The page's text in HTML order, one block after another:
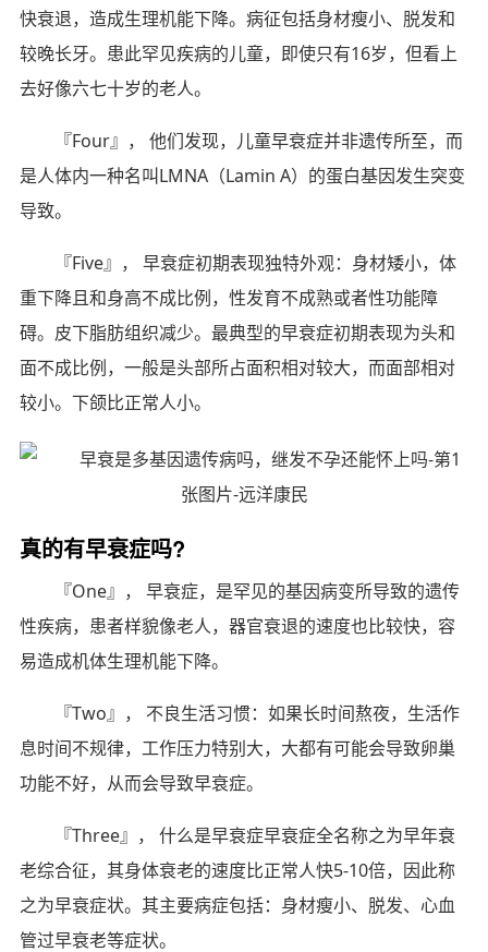
快衰退，造成生理机能下降。病征包括身材瘦小、脱发和
较晚长牙。患此罕见疾病的儿童，即使只有16岁，但看上
去好像六七十岁的老人。
『Four』， 他们发现，儿童早衰症并非遗传所至，而
是人体内一种名叫LMNA（Lamin A）的蛋白基因发生突变
导致。
『Five』， 早衰症初期表现独特外观：身材矮小，体
重下降且和身高不成比例，性发育不成熟或者性功能障
碍。皮下脂肪组织减少。最典型的早衰症初期表现为头和
面不成比例，一般是头部所占面积相对较大，而面部相对
较小。下颌比正常人小。
真的有早衰症吗?
『One』， 早衰症，是罕见的基因病变所导致的遗传
性疾病，患者样貌像老人，器官衰退的速度也比较快，容
易造成机体生理机能下降。
『Two』， 不良生活习惯：如果长时间熬夜，生活作
息时间不规律，工作压力特别大，大都有可能会导致卵巢
功能不好，从而会导致早衰症。
『Three』， 什么是早衰症早衰症全名称之为早年衰
老综合征，其身体衰老的速度比正常人快5-10倍，因此称
之为早衰症状。其主要病症包括：身材瘦小、脱发、心血
管过早衰老等症状。